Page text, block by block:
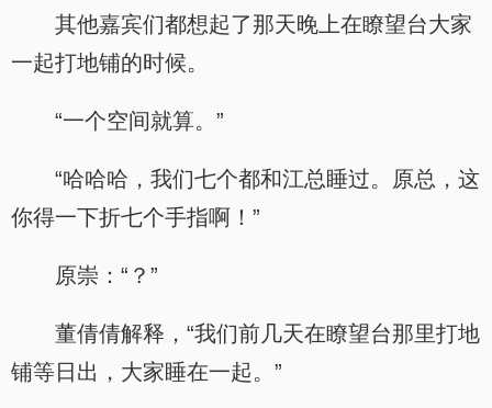
其他嘉宾们都想起了那天晚上在瞭望台大家
一起打地铺的时候。
“一个空间就算。”
“哈哈哈，我们七个都和江总睡过。原总，这
你得一下折七个手指啊！”
原崇：“？”
董倩倩解释，“我们前几天在瞭望台那里打地
铺等日出，大家睡在一起。”